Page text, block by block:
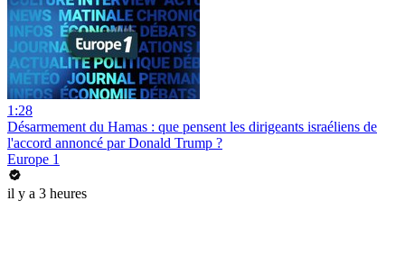
1:28
Désarmement du Hamas : que pensent les dirigeants israéliens de
l'accord annoncé par Donald Trump ?
Europe 1
il y a 3 heures